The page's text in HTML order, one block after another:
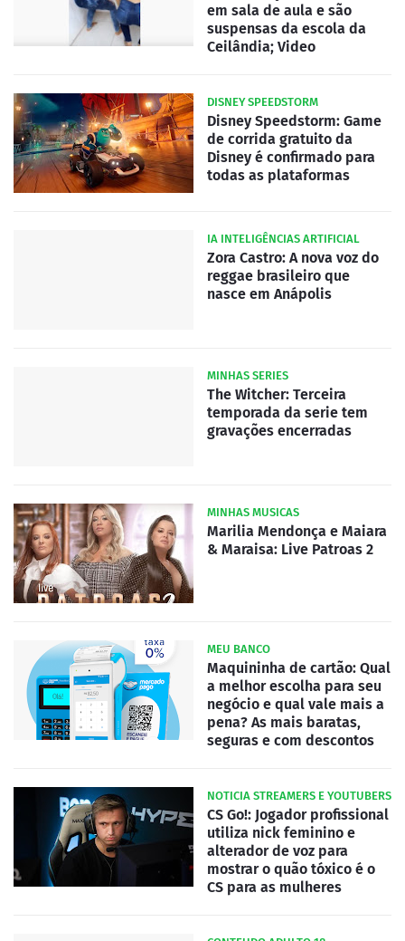
em sala de aula e são
suspensas da escola da
Ceilândia; Video
DISNEY SPEEDSTORM
Disney Speedstorm: Game
de corrida gratuito da
Disney é confirmado para
todas as plataformas
IA INTELIGÊNCIAS ARTIFICIAL
Zora Castro: A nova voz do
reggae brasileiro que
nasce em Anápolis
MINHAS SERIES
The Witcher: Terceira
temporada da serie tem
gravações encerradas
MINHAS MUSICAS
Marilia Mendonça e Maiara
& Maraisa: Live Patroas 2
MEU BANCO
Maquininha de cartão: Qual
a melhor escolha para seu
negócio e qual vale mais a
pena? As mais baratas,
seguras e com descontos
NOTICIA STREAMERS E YOUTUBERS
CS Go!: Jogador profissional
utiliza nick feminino e
alterador de voz para
mostrar o quão tóxico é o
CS para as mulheres